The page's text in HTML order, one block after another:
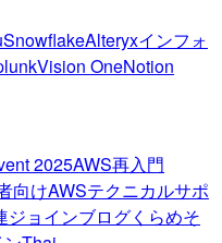
SnowflakeAlteryxインフォ
Vision OneNotion
2025AWS再入門
向けAWSテクニカルサポ
ジョインブログくらめそ